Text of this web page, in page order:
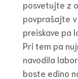
posvetujte z
povprašajte
preiskave pa
Pri tem pa
navodila
boste edino